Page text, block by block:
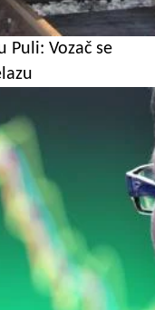
Puli: Vozač se